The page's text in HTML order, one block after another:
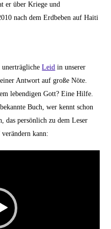
er über Kriege und
nach dem Erdbeben auf Haiti
unerträglicheLeid in unserer
Antwort auf große Nöte.
lebendigen Gott? Eine Hilfe.
Buch, wer kennt schon
das persönlich zu dem Leser
kann: